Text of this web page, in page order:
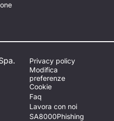
Privacy policy
Modifica
preferenze
Cookie
Faq
Lavora con noi
SA8000Phishing